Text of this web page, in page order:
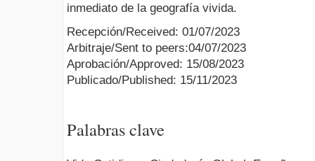
inmediato de la geografía vivida.
Recepción/Received: 01/07/2023
Arbitraje/Sent to peers:04/07/2023
Aprobación/Approved: 15/08/2023
Publicado/Published: 15/11/2023
Palabras clave